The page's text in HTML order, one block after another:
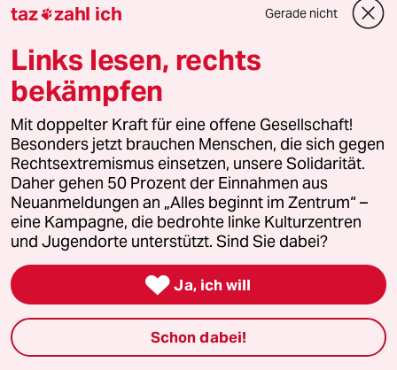
Downloads für Abonnierende
© 2026 taz Verlags und Vertriebs GmbH
Alle Rechte vorbehalten. Bei rechtlichen Fragen oder für Genehmigungen
wenden Sie sich bitte an
lizenzen@taz.de
Feedback Redaktionsstatut Kommune-Richtlinien
Leitlinie Informant Datenschutz Impressum AGB
Seitenwende Einwilligungen widerrufen (Ads)
taz zahl ich Gerade nicht
Links lesen, rechts
bekämpfen
Mit doppelter Kraft für eine offene Gesellschaft!
Besonders jetzt brauchen Menschen, die sich gegen
Rechtsextremismus einsetzen, unsere Solidarität.
Daher gehen 50 Prozent der Einnahmen aus
Neuanmeldungen an „Alles beginnt im Zentrum“ –
eine Kampagne, die bedrohte linke Kulturzentren
und Jugendorte unterstützt. Sind Sie dabei?
 Ja, ich will
Schon dabei!